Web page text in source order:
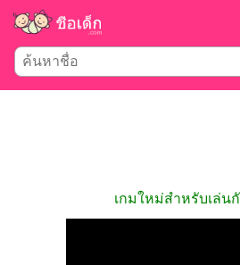
เกมใหม่สำหรับเล่น